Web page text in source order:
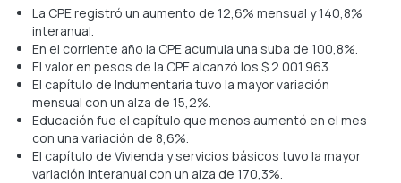
La CPE registró un aumento de 12,6% mensual y 140,8%
interanual.
En el corriente año la CPE acumula una suba de 100,8%.
El valor en pesos de la CPE alcanzó los $ 2.001.963.
El capítulo de Indumentaria tuvo la mayor variación
mensual con un alza de 15,2%.
Educación fue el capítulo que menos aumentó en el mes
con una variación de 8,6%.
El capítulo de Vivienda y servicios básicos tuvo la mayor
variación interanual con un alza de 170,3%.